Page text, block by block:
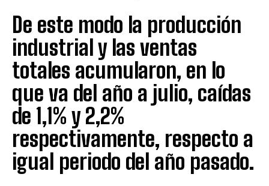
De este modo la producción
industrial y las ventas
totales acumularon, en lo
que va del año a julio, caídas
de 1,1% y 2,2%
respectivamente, respecto a
igual periodo del año pasado.